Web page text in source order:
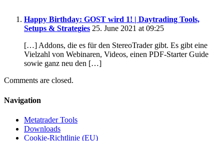
Happy Birthday: GOST wird 1! | Daytrading Tools,
Setups & Strategies 25. June 2021 at 09:25
[…] Addons, die es für den StereoTrader gibt. Es gibt eine
Vielzahl von Webinaren, Videos, einen PDF-Starter Guide
sowie ganz neu den […]
Comments are closed.
Navigation
Metatrader Tools
Downloads
Cookie-Richtlinie (EU)